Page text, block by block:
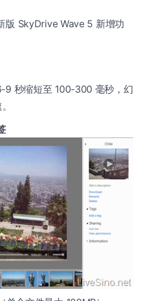
版 SkyDrive Wave 5 新增功
9 秒缩短至 100-300 毫秒，幻